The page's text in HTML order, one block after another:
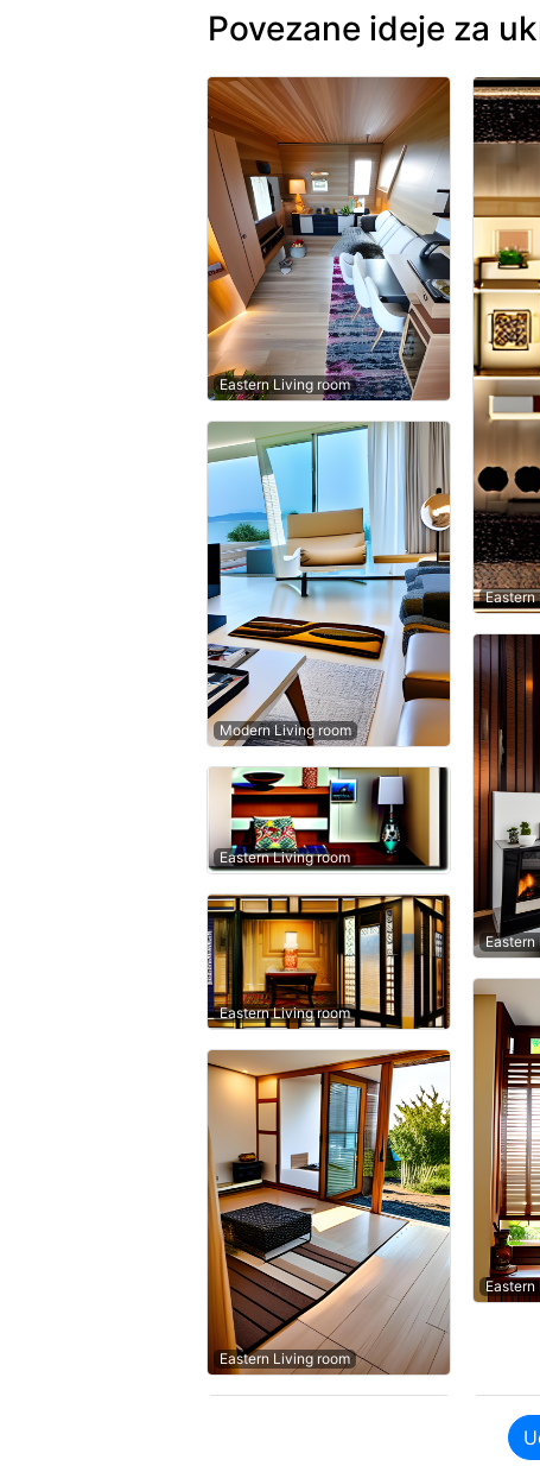
Povezane ideje za
Eastern Living room
Modern Living room
Eastern Living room
Eastern Living room
Eastern Living room
Eastern
Eastern
Eastern